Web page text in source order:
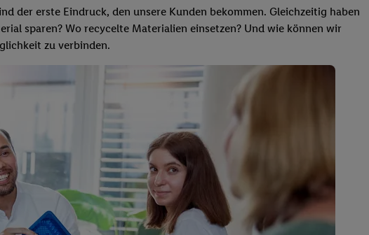
der erste Eindruck, den unsere Kunden bekommen. Gleichzeitig haben
sparen? Wo recycelte Materialien einsetzen? Und wie können wir
zu verbinden.